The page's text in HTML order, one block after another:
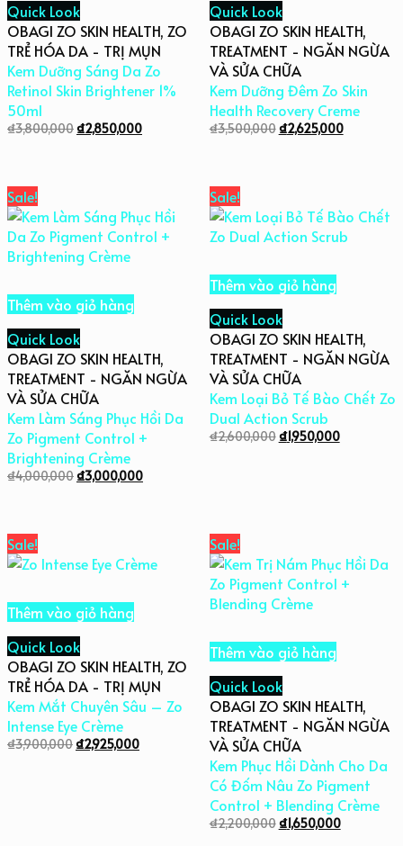
Quick Look
OBAGI ZO SKIN HEALTH, ZO
TRẺ HÓA DA - TRỊ MỤN
Kem Dưỡng Sáng Da Zo
Retinol Skin Brightener 1%
50ml
₫3,800,000₫2,850,000
Quick Look
OBAGI ZO SKIN HEALTH,
TREATMENT - NGĂN NGỪA
VÀ SỬA CHỮA
Kem Dưỡng Đêm Zo Skin
Health Recovery Creme
₫3,500,000₫2,625,000
Sale!
Thêm vào giỏ hàng
Quick Look
OBAGI ZO SKIN HEALTH,
TREATMENT - NGĂN NGỪA
VÀ SỬA CHỮA
Kem Làm Sáng Phục Hồi Da
Zo Pigment Control +
Brightening Crème
₫4,000,000₫3,000,000
Sale!
Thêm vào giỏ hàng
Quick Look
OBAGI ZO SKIN HEALTH,
TREATMENT - NGĂN NGỪA
VÀ SỬA CHỮA
Kem Loại Bỏ Tế Bào Chết Zo
Dual Action Scrub
₫2,600,000₫1,950,000
Sale!
Thêm vào giỏ hàng
Quick Look
OBAGI ZO SKIN HEALTH, ZO
TRẺ HÓA DA - TRỊ MỤN
Kem Mắt Chuyên Sâu – Zo
Intense Eye Crème
₫3,900,000₫2,925,000
Sale!
Thêm vào giỏ hàng
Quick Look
OBAGI ZO SKIN HEALTH,
TREATMENT - NGĂN NGỪA
VÀ SỬA CHỮA
Kem Phục Hồi Dành Cho Da
Có Đốm Nâu Zo Pigment
Control + Blending Crème
₫2,200,000₫1,650,000